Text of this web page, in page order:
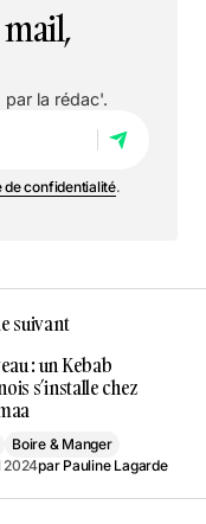
la rédac'.
de confidentialité.
suivant
: un Kebab
s’installe chez
Boire & Manger
2024par Pauline Lagarde